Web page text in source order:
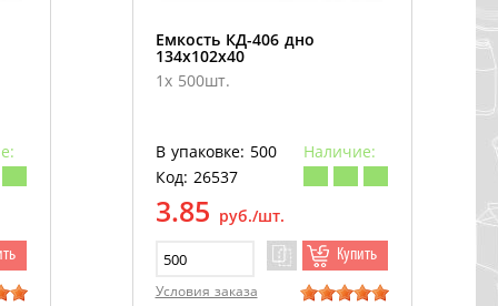
Емкость КД-406 дно
134х102х40
1х 500шт.
В упаковке: 500
Наличие:
Код: 26537
3.85 руб./шт.
Купить
Условия заказа